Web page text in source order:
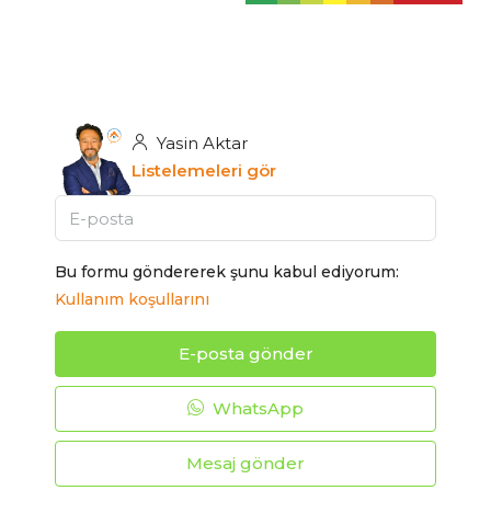
Yasin Aktar
Listelemeleri gör
Bu formu göndererek şunu kabul ediyorum:
Kullanım koşullarını
E-posta gönder
WhatsApp
Mesaj gönder